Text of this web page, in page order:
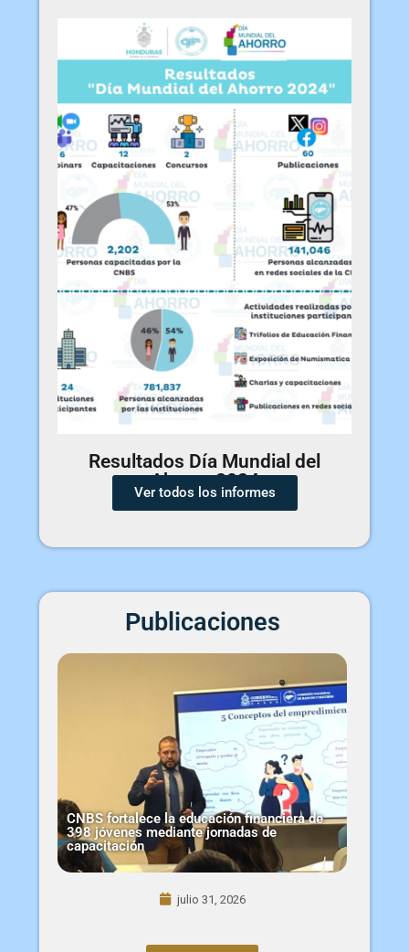
Informe Global Money Week 2025
Resultados Día Mundial del
Ahorro 2024
Resultados Día Mundial del
Ahorro 2024
Ver más
Ver todos los informes
Publicaciones
julio 31, 2026
CNBS fortalece la educación financiera de
398 jóvenes mediante jornadas de
capacitación